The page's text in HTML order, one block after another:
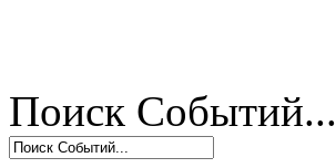
Поиск Событий...